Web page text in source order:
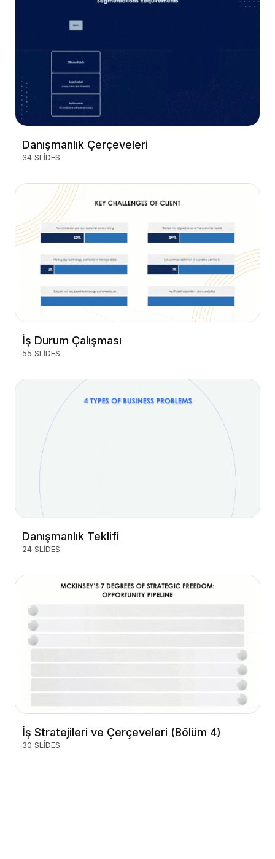
Danışmanlık Çerçeveleri
34 SLIDES
İş Durum Çalışması
55 SLIDES
Danışmanlık Teklifi
24 SLIDES
İş Stratejileri ve Çerçeveleri (Bölüm 4)
30 SLIDES